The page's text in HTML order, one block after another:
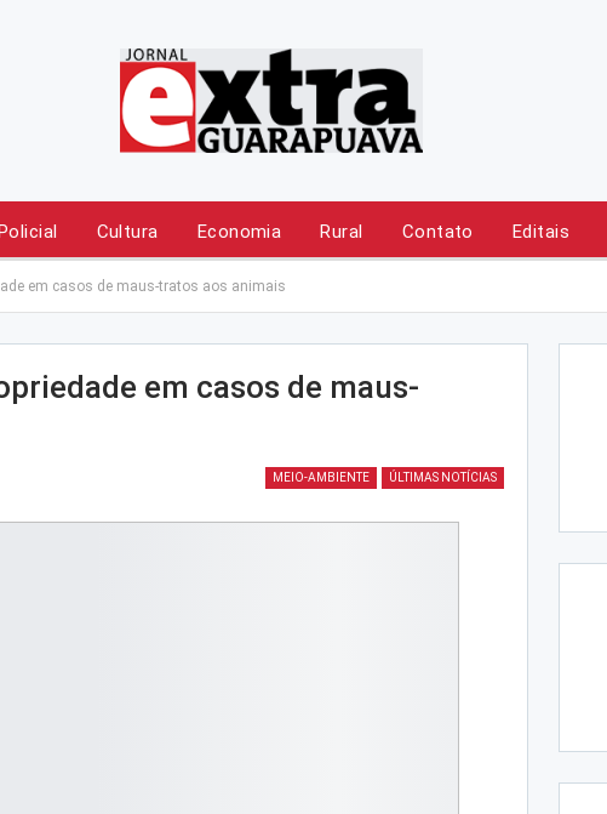
Cultura Economia Rural Contato Editais
em casos de maus-tratos aos animais
em casos de maus-
MEIO-AMBIENTE ÚLTIMAS NOTÍCIAS